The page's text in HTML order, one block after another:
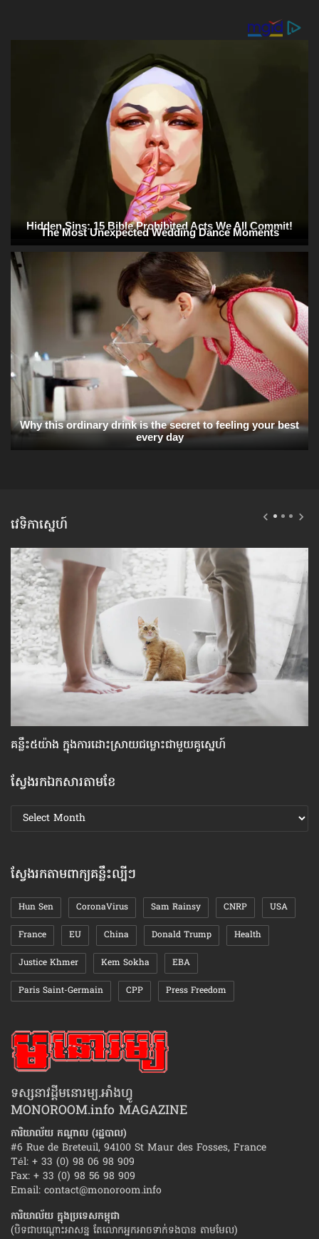
វេទិកាស្នេហ៍
គន្លឹះ៥យ៉ាង ក្នុង​ការដោះស្រាយ​ជម្លោះ​ជាមួយ​គូស្នេហ៍
ស្វែងរកឯកសារតាមខែ
ស្វែងរក
ឯកសារ
ស្វែងរកតាមពាក្យគន្លឹះល្បីៗ
Hun Sen CoronaVirus Sam Rainsy CNRP USA
France EU China Donald Trump Health
Justice Khmer Kem Sokha EBA
Paris Saint-Germain CPP Press Freedom
ទស្សនាវដ្ដីមនោរម្យ.អាំងហ្វូ
MONOROOM.info MAGAZINE
ការិយាល័យ កណ្ដាល (រដ្ឋបាល)
#6 Rue de Breteuil, 94100 St Maur des Fosses, France
Tél: + 33 (0) 98 06 98 909
Fax: + 33 (0) 98 56 98 909
Email: contact@monoroom.info
ការិយាល័យ ក្នុង​ប្រទេស​កម្ពុជា
(បិទជាបណ្ដោះអាសន្ន តែលោកអ្នកអាចទាក់ទងបាន តាមមែល)